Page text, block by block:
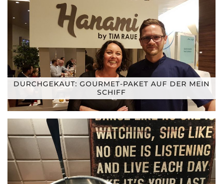
DURCHGEKAUT: GOURMET-PAKET AUF DER MEIN
SCHIFF